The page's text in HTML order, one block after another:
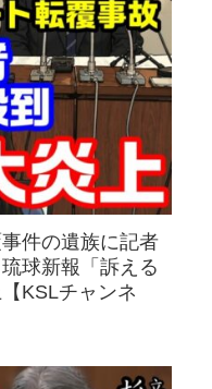
件の遺族に記者
球新報「訴える
KSLチャンネ